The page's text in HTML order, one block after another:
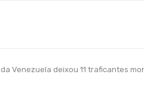
Venezuela deixou 11 traficantes